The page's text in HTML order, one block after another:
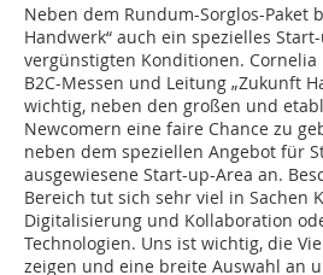
Neben dem Rundum-Sorglos-Paket
Handwerk“ auch ein spezielles
vergünstigten Konditionen. Cornelia
B2C-Messen und Leitung „Zukunft
wichtig, neben den großen und
Newcomern eine faire Chance zu
neben dem speziellen Angebot für
ausgewiesene Start-up-Area an.
Bereich tut sich sehr viel in Sachen
Digitalisierung und Kollaboration
Technologien. Uns ist wichtig, die
zeigen und eine breite Auswahl an